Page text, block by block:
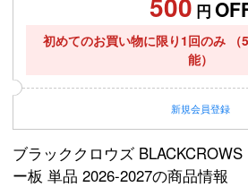
円
初めてのお買い物に限り1回のみ
能）
新規会員登録
ブラッククロウズ
ー板 単品 2026-2027の商品情報